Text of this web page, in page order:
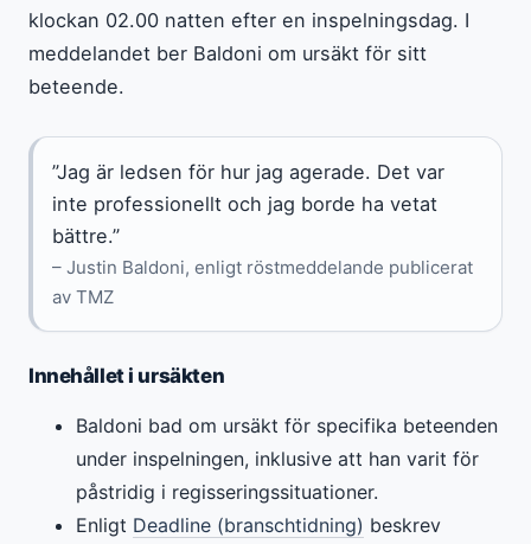
klockan 02.00 natten efter en inspelningsdag. I
meddelandet ber Baldoni om ursäkt för sitt
beteende.
”Jag är ledsen för hur jag agerade. Det var
inte professionellt och jag borde ha vetat
bättre.”
– Justin Baldoni, enligt röstmeddelande publicerat
av TMZ
Innehållet i ursäkten
Baldoni bad om ursäkt för specifika beteenden
under inspelningen, inklusive att han varit för
påstridig i regisseringssituationer.
Enligt Deadline (branschtidning) beskrev